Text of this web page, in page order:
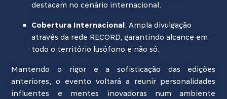
destacam no cenário internacional.
Cobertura Internacional: Ampla divulgação
através da rede RECORD, garantindo alcance em
todo o território lusófono e não só.
Mantendo o rigor e a sofisticação das edições
anteriores, o evento voltará a reunir personalidades
influentes e mentes inovadoras num ambiente